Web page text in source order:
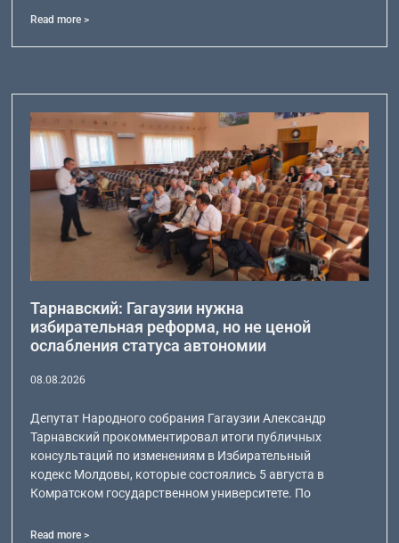
Read more >
Тарнавский: Гагаузии нужна
избирательная реформа, но не ценой
ослабления статуса автономии
08.08.2026
Депутат Народного собрания Гагаузии Александр
Тарнавский прокомментировал итоги публичных
консультаций по изменениям в Избирательный
кодекс Молдовы, которые состоялись 5 августа в
Комратском государственном университете. По
Read more >